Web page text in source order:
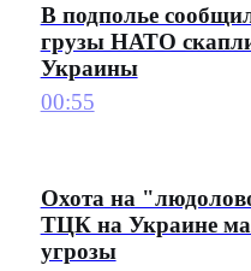
В подполье
грузы НАТО
Украины
00:55
Охота на
ТЦК на Украине
угрозы